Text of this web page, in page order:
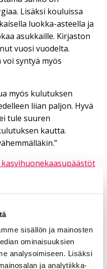
sisällön ja mainosten
ominaisuuksien
analysoimiseen. Lisäksi
ja analytiikka-
Lisäksi kouluissa
luokka-asteella ja
asukkaille. Kirjaston
vuosi vuodelta.
syntyä myös
myös kulutuksen
liian paljon. Hyvä
tule suuren
kautta.
tiedote 17.12.2024: